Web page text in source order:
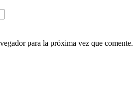
para la próxima vez que comente.